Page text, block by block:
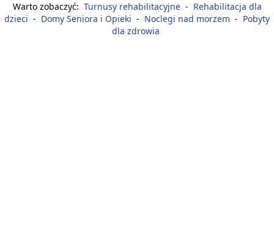
Warto zobaczyć: Turnusy rehabilitacyjne - Rehabilitacja dla
dzieci - Domy Seniora i Opieki - Noclegi nad morzem - Pobyty
dla zdrowia